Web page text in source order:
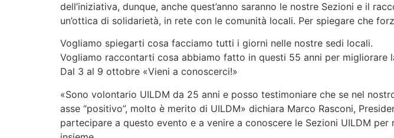
dell’iniziativa, dunque, anche quest’anno saranno le nostre Sezioni e il
un’ottica di solidarietà, in rete con le comunità locali. Per spiegare che
Vogliamo spiegarti cosa facciamo tutti i giorni nelle nostre sedi locali.
Vogliamo raccontarti cosa abbiamo fatto in questi 55 anni per
Dal 3 al 9 ottobre «Vieni a conoscerci!»
«Sono volontario UILDM da 25 anni e posso testimoniare che se nel
asse “positivo”, molto è merito di UILDM» dichiara Marco Rasconi,
partecipare a questo evento e a venire a conoscere le Sezioni UILDM